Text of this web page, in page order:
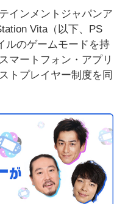
インメントジャパンア
Vita（以下、PS
ルのゲームモードを持
マートフォン・アプリ
トプレイヤー制度を同